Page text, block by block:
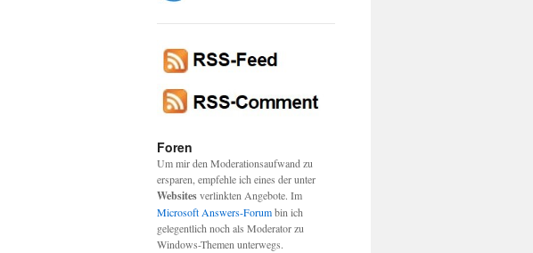
Foren
Um mir den Moderationsaufwand zu
ersparen, empfehle ich eines der unter
Websitesverlinkten Angebote. Im
Microsoft Answers-Forumbin ich
gelegentlich noch als Moderator zu
Windows-Themen unterwegs.